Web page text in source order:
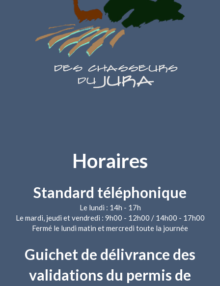
Horaires
Standard téléphonique
Le lundi : 14h - 17h
Le mardi, jeudi et vendredi : 9h00 - 12h00 / 14h00 - 17h00
Fermé le lundi matin et mercredi toute la journée
Guichet de délivrance des
validations du permis de